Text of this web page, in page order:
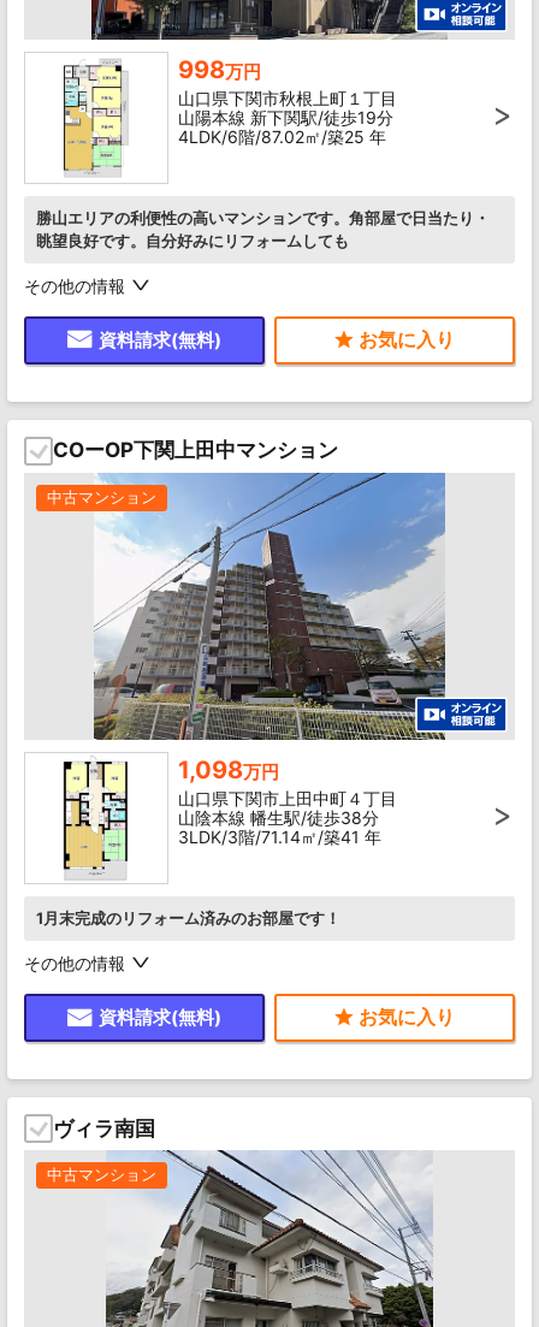
998万円
山口県下関市秋根上町１丁目
山陽本線 新下関駅/徒歩19分
4LDK/6階/87.02㎡/築25 年
勝山エリアの利便性の高いマンションです。角部屋で日当たり・
眺望良好です。自分好みにリフォームしても
その他の情報
資料請求(無料)
COーOP下関上田中マンション
中古マンション
1,098万円
山口県下関市上田中町４丁目
山陰本線 幡生駅/徒歩38分
3LDK/3階/71.14㎡/築41 年
1月末完成のリフォーム済みのお部屋です！
その他の情報
資料請求(無料)
ヴィラ南国
中古マンション